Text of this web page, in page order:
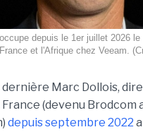
depuis le 1er juillet 2026
et l'Afrique chez Veeam.
dernière Marc Dollois,
(devenu Brodcom
depuis septembre 2022